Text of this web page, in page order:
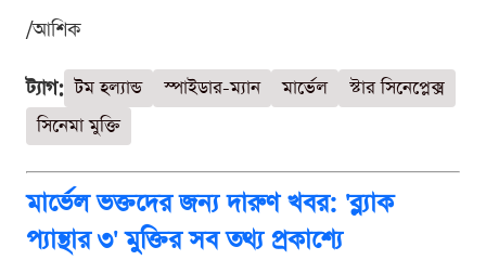
/আশিক
ট্যাগ: টম হল্যান্ড স্পাইডার-ম্যান মার্ভেল
স্টার সিনেপ্লেক্স
সিনেমা মুক্তি
মার্ভেল ভক্তদের জন্য দারুণ খবর: 'ব্ল্যাক
প্যান্থার ৩' মুক্তির সব তথ্য প্রকাশ্যে